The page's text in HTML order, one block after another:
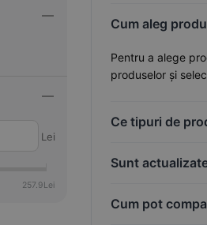
Cum aleg
Pentru a alege
produselor și
Ce tipuri de
Sunt
Cum pot
Lei
257.9Lei